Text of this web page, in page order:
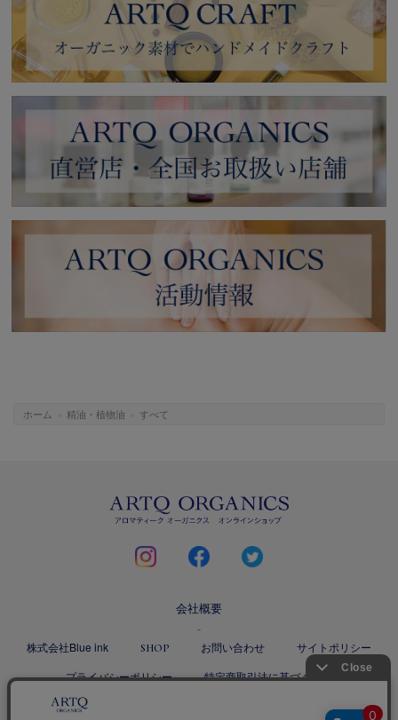
ホーム 精油・植物油 すべて
ARTQ
ORGANICS
会社概要
株式会社Blue ink SHOP お問い合わせ
サイトポリシー
プライバシーポリシー
特定商取引法に基づく表記